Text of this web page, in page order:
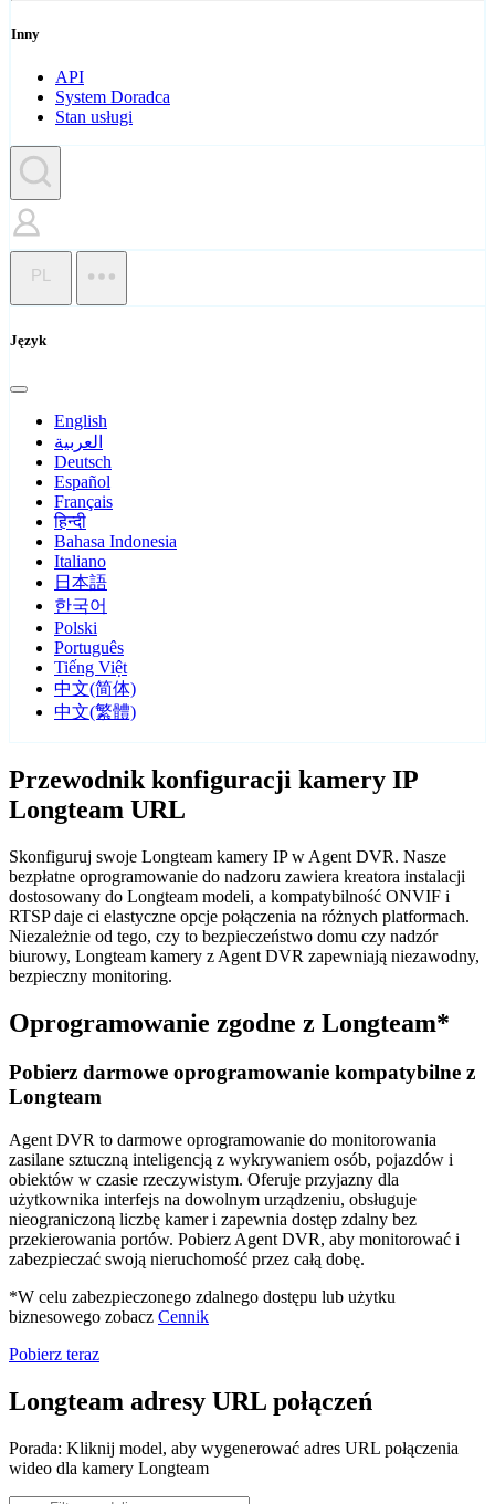
Inny
API
System Doradca
Stan usługi
PL
Język
English
العربية
Deutsch
Español
Français
हिन्दी
Bahasa Indonesia
Italiano
日本語
한국어
Polski
Português
Tiếng Việt
中文(简体)
中文(繁體)
Przewodnik konfiguracji kamery IP
Longteam URL
Skonfiguruj swoje Longteam kamery IP w Agent DVR. Nasze
bezpłatne oprogramowanie do nadzoru zawiera kreatora instalacji
dostosowany do Longteam modeli, a kompatybilność ONVIF i
RTSP daje ci elastyczne opcje połączenia na różnych platformach.
Niezależnie od tego, czy to bezpieczeństwo domu czy nadzór
biurowy, Longteam kamery z Agent DVR zapewniają niezawodny,
bezpieczny monitoring.
Oprogramowanie zgodne z Longteam*
Pobierz darmowe oprogramowanie kompatybilne z
Longteam
Agent DVR to darmowe oprogramowanie do monitorowania
zasilane sztuczną inteligencją z wykrywaniem osób, pojazdów i
obiektów w czasie rzeczywistym. Oferuje przyjazny dla
użytkownika interfejs na dowolnym urządzeniu, obsługuje
nieograniczoną liczbę kamer i zapewnia dostęp zdalny bez
przekierowania portów. Pobierz Agent DVR, aby monitorować i
zabezpieczać swoją nieruchomość przez całą dobę.
*W celu zabezpieczonego zdalnego dostępu lub użytku
biznesowego zobacz Cennik
Pobierz teraz
Longteam adresy URL połączeń
Porada: Kliknij model, aby wygenerować adres URL połączenia
wideo dla kamery Longteam